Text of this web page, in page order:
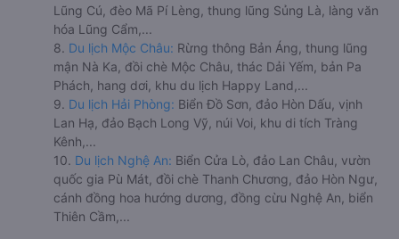
Lũng Cú, đèo Mã Pí Lèng, thung lũng Sủng Là, làng văn
hóa Lũng Cẩm,...
8. Du lịch Mộc Châu: Rừng thông Bản Áng, thung lũng
mận Nà Ka, đồi chè Mộc Châu, thác Dải Yếm, bản Pa
Phách, hang dơi, khu du lịch Happy Land,...
9. Du lịch Hải Phòng: Biển Đồ Sơn, đảo Hòn Dấu, vịnh
Lan Hạ, đảo Bạch Long Vỹ, núi Voi, khu di tích Tràng
Kênh,...
10. Du lịch Nghệ An: Biển Cửa Lò, đảo Lan Châu, vườn
quốc gia Pù Mát, đồi chè Thanh Chương, đảo Hòn Ngư,
cánh đồng hoa hướng dương, đồng cừu Nghệ An, biển
Thiên Cầm,...